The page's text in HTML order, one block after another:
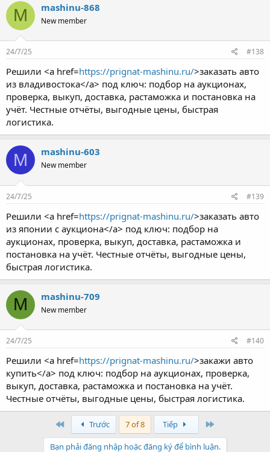
M mashinu-868
New member
24/7/25 #138
Решили <a href=https://prignat-mashinu.ru/>заказать авто
из владивостока</a> под ключ: подбор на аукционах,
проверка, выкуп, доставка, растаможка и постановка на
учёт. Честные отчёты, выгодные цены, быстрая
логистика.
M mashinu-603
New member
24/7/25 #139
Решили <a href=https://prignat-mashinu.ru/>заказать авто
из японии с аукциона</a> под ключ: подбор на
аукционах, проверка, выкуп, доставка, растаможка и
постановка на учёт. Честные отчёты, выгодные цены,
быстрая логистика.
M mashinu-709
New member
24/7/25 #140
Решили <a href=https://prignat-mashinu.ru/>закажи авто
купить</a> под ключ: подбор на аукционах, проверка,
выкуп, доставка, растаможка и постановка на учёт.
Честные отчёты, выгодные цены, быстрая логистика.
First Trước 7 of 8 Tiếp
Bạn phải đăng nhập hoặc đăng ký để bình luận.